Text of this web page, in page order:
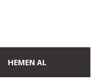
HEMEN AL